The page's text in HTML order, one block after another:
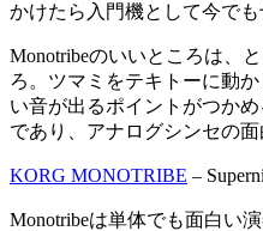
かけたら入門機として今でも
Monotribeのいいところは、
ろ。ツマミをテキトーに動
い音が出るポイントがつか
であり、アナログシンセの
KORG MONOTRIBE –
Monotribeは単体でも面白い